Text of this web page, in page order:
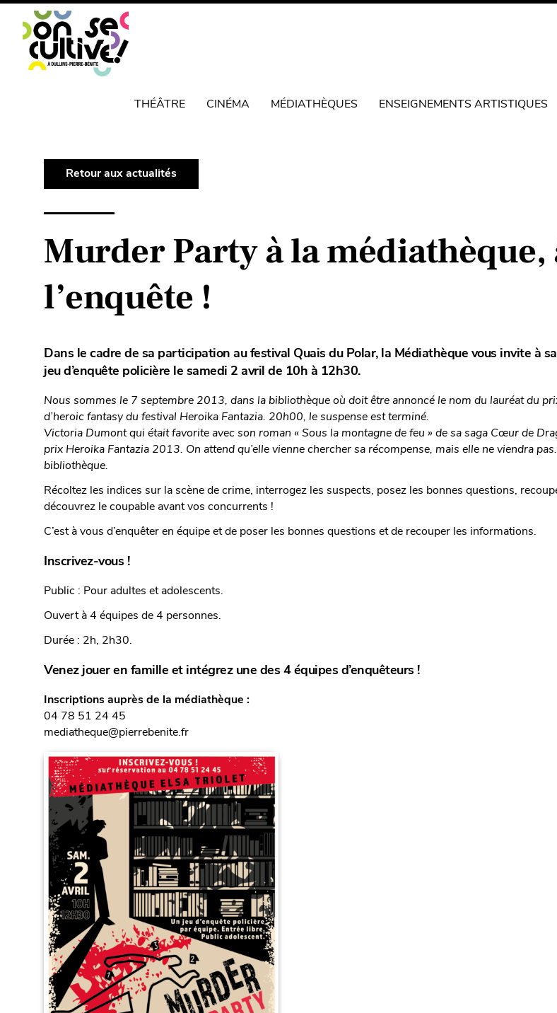
THÉÂTRE CINÉMA MÉDIATHÈQUES ENSEIGNEMENTS ARTISTIQUES
Retour aux actualités
Murder Party à la médiathèque,
l’enquête !
Dans le cadre de sa participation au festival Quais du Polar, la Médiathèque vous invite à
jeu d’enquête policière le samedi 2 avril de 10h à 12h30.
Nous sommes le 7 septembre 2013, dans la bibliothèque où doit être annoncé le nom du lauréat du
d’heroic fantasy du festival Heroika Fantazia. 20h00, le suspense est terminé.
Victoria Dumont qui était favorite avec son roman « Sous la montagne de feu » de sa saga Cœur de
prix Heroika Fantazia 2013. On attend qu’elle vienne chercher sa récompense, mais elle ne viendra
bibliothèque.
Récoltez les indices sur la scène de crime, interrogez les suspects, posez les bonnes questions,
découvrez le coupable avant vos concurrents !
C’est à vous d’enquêter en équipe et de poser les bonnes questions et de recouper les informations.
Inscrivez-vous !
Public : Pour adultes et adolescents.
Ouvert à 4 équipes de 4 personnes.
Durée : 2h, 2h30.
Venez jouer en famille et intégrez une des 4 équipes d’enquêteurs !
Inscriptions auprès de la médiathèque :
04 78 51 24 45
mediatheque@pierrebenite.fr